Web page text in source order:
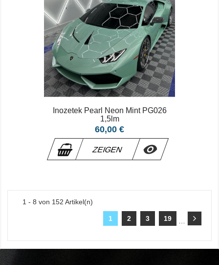
Inozetek Pearl Neon Mint PG026
1,5lm
Preis
60,00 €
ZEIGEN 
1 - 8 von 152 Artikel(n)
1 2 3 …
19